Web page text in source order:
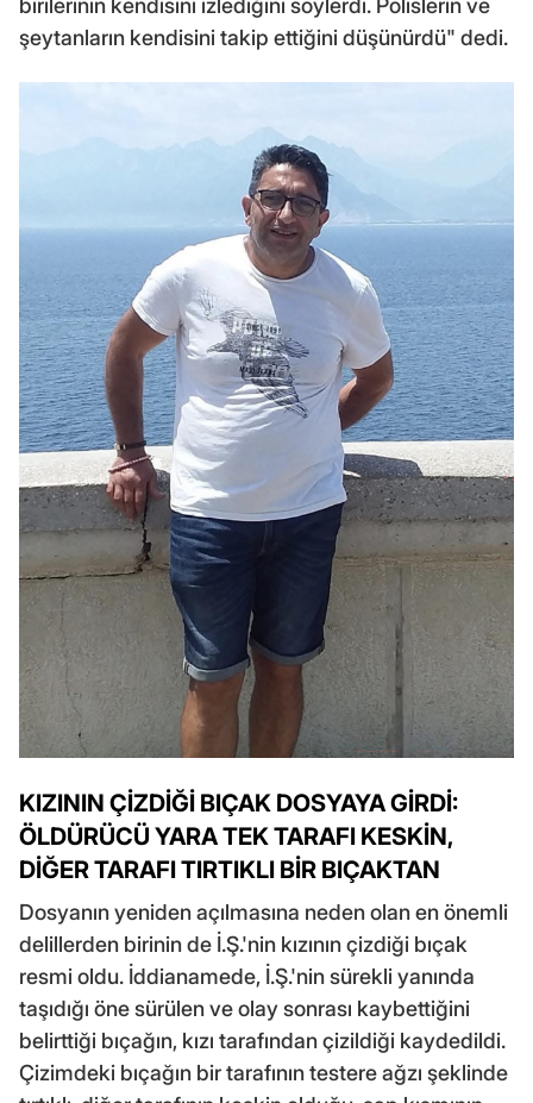
şeytanların kendisini takip ettiğini düşünürdü" dedi.
KIZININ ÇİZDİĞİ BIÇAK DOSYAYA GİRDİ:
ÖLDÜRÜCÜ YARA TEK TARAFI KESKİN,
DİĞER TARAFI TIRTIKLI BİR BIÇAKTAN
Dosyanın yeniden açılmasına neden olan en önemli
delillerden birinin de İ.Ş.'nin kızının çizdiği bıçak
resmi oldu. İddianamede, İ.Ş.'nin sürekli yanında
taşıdığı öne sürülen ve olay sonrası kaybettiğini
belirttiği bıçağın, kızı tarafından çizildiği kaydedildi.
Çizimdeki bıçağın bir tarafının testere ağzı şeklinde